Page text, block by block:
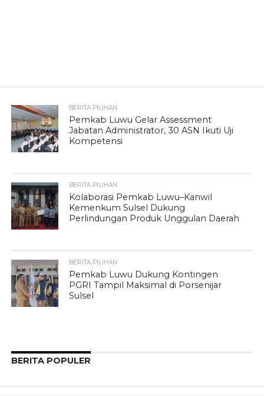
BERITA PILIHAN
Pemkab Luwu Gelar Assessment
Jabatan Administrator, 30 ASN Ikuti Uji
Kompetensi
BERITA PILIHAN
Kolaborasi Pemkab Luwu–Kanwil
Kemenkum Sulsel Dukung
Perlindungan Produk Unggulan Daerah
BERITA PILIHAN
Pemkab Luwu Dukung Kontingen
PGRI Tampil Maksimal di Porsenijar
Sulsel
BERITA POPULER